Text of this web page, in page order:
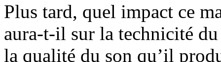
Plus tard, quel impact ce
aura-t-il sur la technicité
la qualité du son qu’il